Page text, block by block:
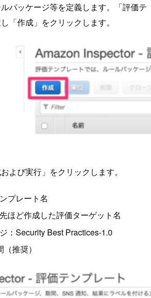
パッケージ等を定義します。「評価テ
「作成」をクリックします。
よび実行」をクリックします。
プレート名
ほど作成した評価ターゲット名
：Security Best Practices-1.0
推奨）